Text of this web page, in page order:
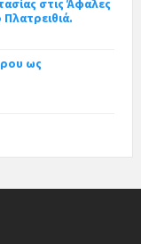
στις Άφαλες
ως